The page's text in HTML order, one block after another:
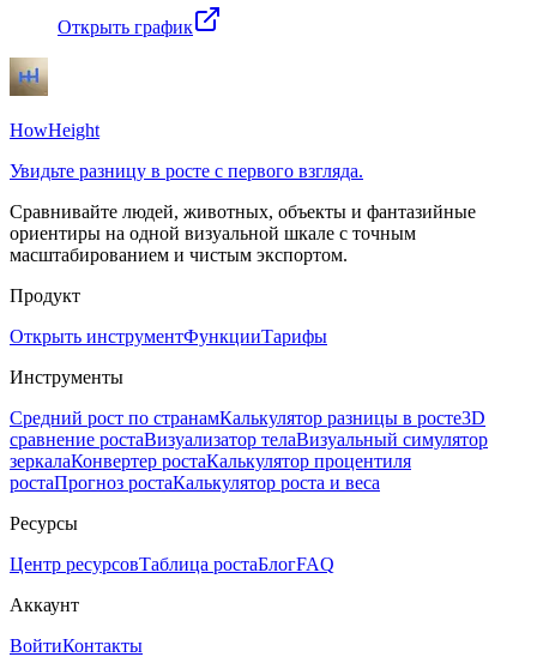
Открыть график
HowHeight
Увидьте разницу в росте с первого взгляда.
Сравнивайте людей, животных, объекты и фантазийные
ориентиры на одной визуальной шкале с точным
масштабированием и чистым экспортом.
Продукт
Открыть инструментФункцииТарифы
Инструменты
Средний рост по странамКалькулятор разницы в росте3D
сравнение ростаВизуализатор телаВизуальный симулятор
зеркалаКонвертер ростаКалькулятор процентиля
ростаПрогноз ростаКалькулятор роста и веса
Ресурсы
Центр ресурсовТаблица ростаБлогFAQ
Аккаунт
ВойтиКонтакты